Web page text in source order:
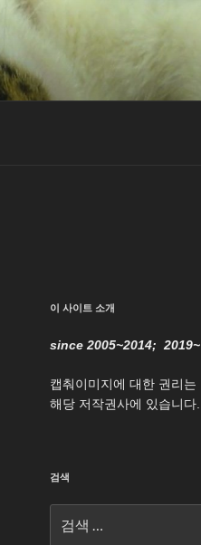
이 사이트 소개
since 2005~2014; 2019~
캡춰이미지에 대한 권리는
해당 저작권사에 있습니다.
검색
색: